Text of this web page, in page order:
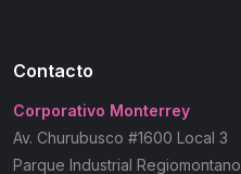
Contacto
Corporativo Monterrey
Av. Churubusco #1600 Local 3
Parque Industrial Regiomontano